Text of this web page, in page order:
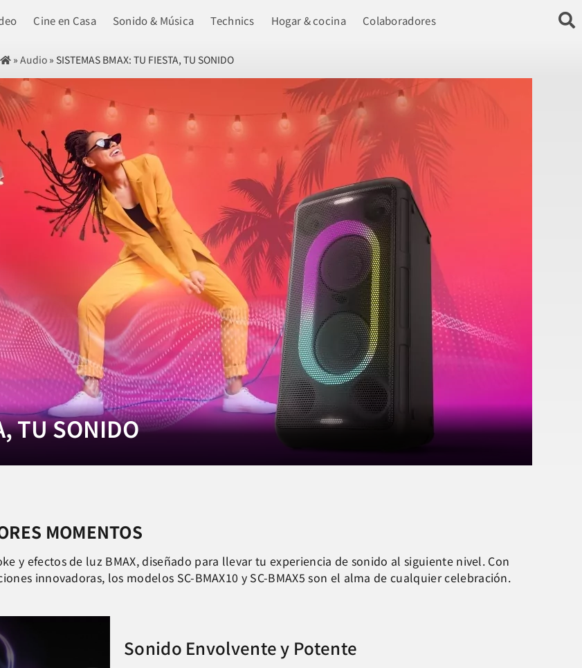
Cine en Casa Sonido & Música Technics Hogar & cocina Colaboradores
»Audio » SISTEMAS BMAX: TU FIESTA, TU SONIDO
TU SONIDO
MOMENTOS
y efectos de luz BMAX, diseñado para llevar tu experiencia de sonido al siguiente nivel. Con
innovadoras, los modelos SC-BMAX10 y SC-BMAX5 son el alma de cualquier celebración.
Sonido Envolvente y Potente